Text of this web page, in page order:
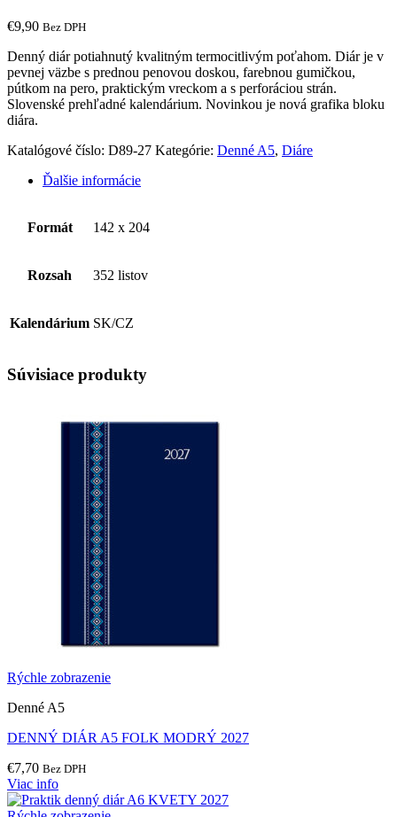
€9,90 Bez DPH
Denný diár potiahnutý kvalitným termocitlivým poťahom. Diár je v
pevnej väzbe s prednou penovou doskou, farebnou gumičkou,
pútkom na pero, praktickým vreckom a s perforáciou strán.
Slovenské prehľadné kalendárium. Novinkou je nová grafika bloku
diára.
Katalógové číslo: D89-27 Kategórie: Denné A5, Diáre
Ďalšie informácie
Formát 142 x 204
Rozsah 352 listov
Kalendárium SK/CZ
Súvisiace produkty
Rýchle zobrazenie
Denné A5
DENNÝ DIÁR A5 FOLK MODRÝ 2027
€7,70 Bez DPH
Viac info